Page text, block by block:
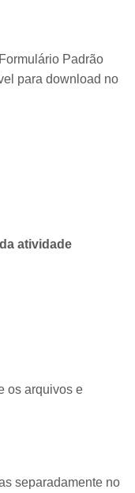
Padrão
para download no
atividade
os arquivos e
separadamente no